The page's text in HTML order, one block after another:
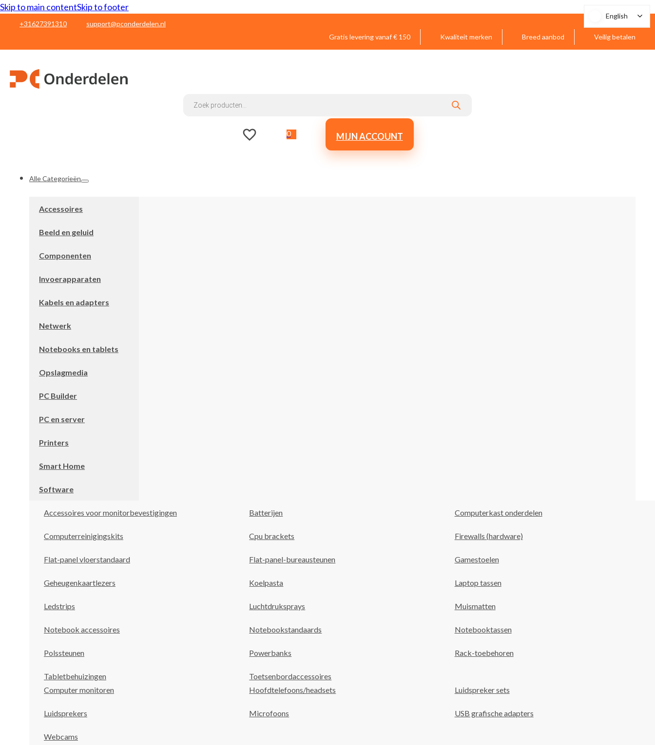
Skip to main contentSkip to footer
+31627391310
support@pconderdelen.nl
Gratis levering vanaf € 150
Kwaliteit merken Breed aanbod Veilig betalen
search
0 MIJN ACCOUNT
Alle Categorieën
Accessoires
Beeld en geluid
Componenten
Invoerapparaten
Kabels en adapters
Netwerk
Notebooks en tablets
Opslagmedia
PC Builder
PC en server
Printers
Smart Home
Software
Accessoires voor monitorbevestigingen Batterijen Computerkast onderdelen
Computerreinigingskits Cpu brackets Firewalls (hardware)
Flat-panel vloerstandaard Flat-panel-bureausteunen Gamestoelen
Geheugenkaartlezers Koelpasta Laptop tassen
Ledstrips Luchtdruksprays Muismatten
Notebook accessoires Notebookstandaards Notebooktassen
Polssteunen Powerbanks Rack-toebehoren
Tabletbehuizingen
Toetsenbordaccessoires
Computer monitoren
Hoofdtelefoons/headsets Luidspreker sets
Luidsprekers Microfoons USB grafische adapters
Webcams
English
English